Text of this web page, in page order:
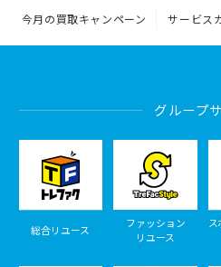
今月の買取キャンペーン サービス
グループ
総合リユース
ファッション
リユース
ス